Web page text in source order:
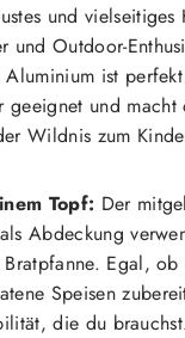
und vielseitiges
und Outdoor-
Aluminium ist
geeignet und macht
Wildnis zum
Topf: Der
Abdeckung
Egal,
Speisen
die du